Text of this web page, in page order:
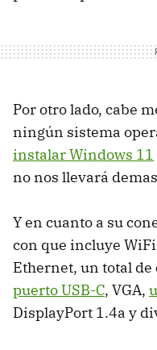
Por otro lado, cabe
ningún sistema
instalar Windows 11
no nos llevará
Y en cuanto a su
con que incluye
Ethernet, un total de
puerto USB-C, VGA,
DisplayPort 1.4a y